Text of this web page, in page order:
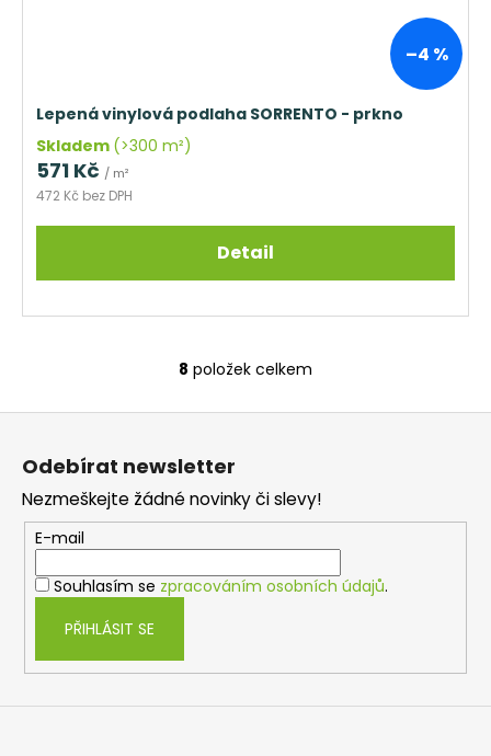
–4 %
Lepená vinylová podlaha SORRENTO - prkno
Skladem (>300 m²)
472 Kč bez DPH
571 Kč / m²
Detail
O
v
a
c
í
p
r
y
8 položek celkem
Odebírat newsletter
Nezmeškejte žádné novinky či slevy!
E-mail
Souhlasím se zpracováním osobních údajů.
PŘIHLÁSIT SE